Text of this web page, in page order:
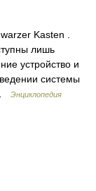
Kasten .
лишь
устройство и
системы
Энциклопедия